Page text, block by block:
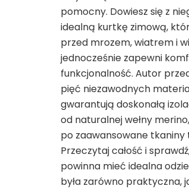
pomocny. Dowiesz się z
idealną kurtkę zimową,
przed mrozem, wiatrem i
jednocześnie zapewni
funkcjonalność. Autor
pięć niezawodnych
gwarantują doskonałą
od naturalnej wełny
po zaawansowane tkaniny
Przeczytaj całość i
powinna mieć idealna
była zarówno praktyczna,